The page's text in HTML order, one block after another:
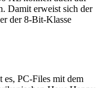
Damit erweist sich der
der 8-Bit-Klasse
es, PC-Files mit dem